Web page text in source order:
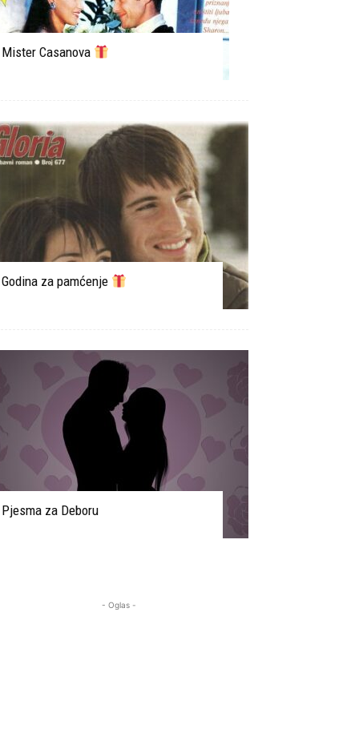
Mister Casanova
Godina za pamćenje
Pjesma za Deboru
- Oglas -